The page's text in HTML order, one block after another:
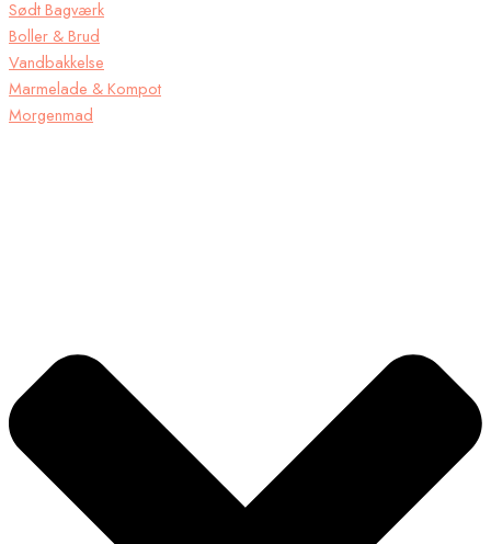
Sødt Bagværk
Boller & Brud
Vandbakkelse
Marmelade & Kompot
Morgenmad